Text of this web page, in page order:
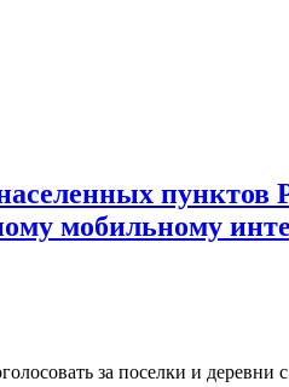
пунктов
мобильному
за поселки и